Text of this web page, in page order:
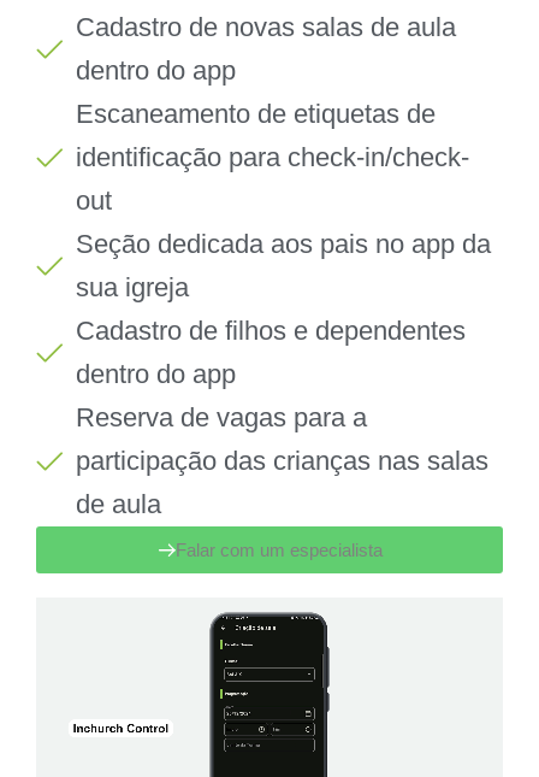
Cadastro de novas salas de aula
dentro do app
Escaneamento de etiquetas de
identificação para check-in/check-
out
Seção dedicada aos pais no app da
sua igreja
Cadastro de filhos e dependentes
dentro do app
Reserva de vagas para a
participação das crianças nas salas
de aula
Falar com um especialista